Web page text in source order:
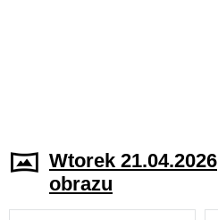
Wtorek 21.04.2026
obrazu